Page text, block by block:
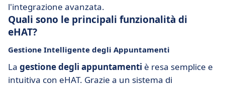
l'integrazione avanzata.
Quali sono le principali funzionalità di
eHAT?
Gestione Intelligente degli Appuntamenti
La gestione degli appuntamenti è resa semplice e
intuitiva con eHAT. Grazie a un sistema di